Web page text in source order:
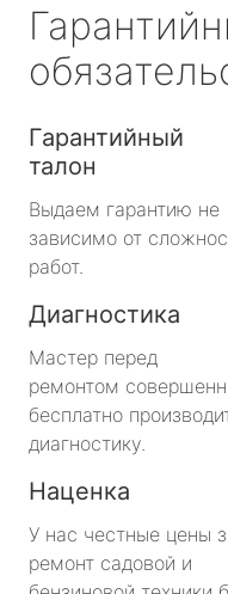
Гарантийный
талон
Выдаем гарантию не
зависимо от
работ.
Диагностика
Мастер перед
ремонтом
бесплатно
диагностику.
Наценка
У нас честные цены
ремонт садовой и